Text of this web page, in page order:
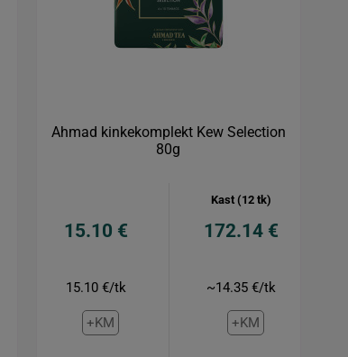
Ahmad kinkekomplekt Kew Selection
80g
15.10 €
15.10 €/tk
+KM
Kast (12 tk)
172.14 €
~14.35 €/tk
+KM